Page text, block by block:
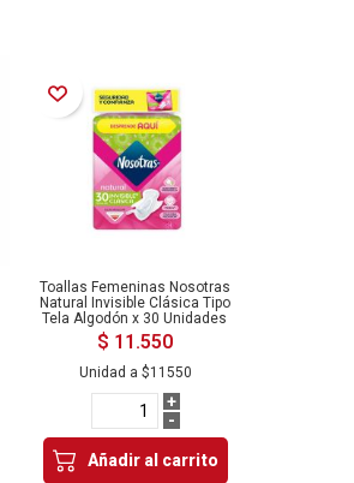
Añadir a la Lista de Deseos
Toallas Femeninas Nosotras
Natural Invisible Clásica Tipo
Tela Algodón x 30 Unidades
$ 11.550
Unidad a $11550
+
-
Añadir al carrito